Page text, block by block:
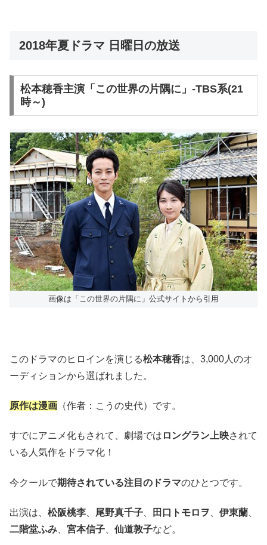
2018年夏ドラマ 日曜日の放送
松本穂香主演「この世界の片隅に」-TBS系(21
時～)
画像は「この世界の片隅に」公式サイトから引用
このドラマのヒロインを演じる松本穂香は、3,000人のオ
ーディションから選ばれました。
原作は漫画 （作者：こうの史代）です。
すでにアニメ化もされて、劇場では ロングラン上映されて
いる人気作をドラマ化！
今クールで期待されている注目のドラマのひとつです。
出演は、 松阪桃李 尾野真千子 田口トモロヲ 伊東蘭
二階堂ふみ
宮本信子 仙道敦子など。